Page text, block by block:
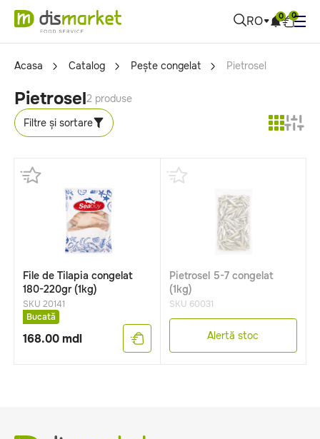
RO 0 0
Acasa Catalog Pește congelat Pietrosel
Pietrosel2 produse
Filtre și sortare
File de Tilapia congelat
180-220gr (1kg)
SKU 20141
Bucată
168.00mdl
Pietrosel 5-7 congelat
(1kg)
SKU 60031
Alertă stoc